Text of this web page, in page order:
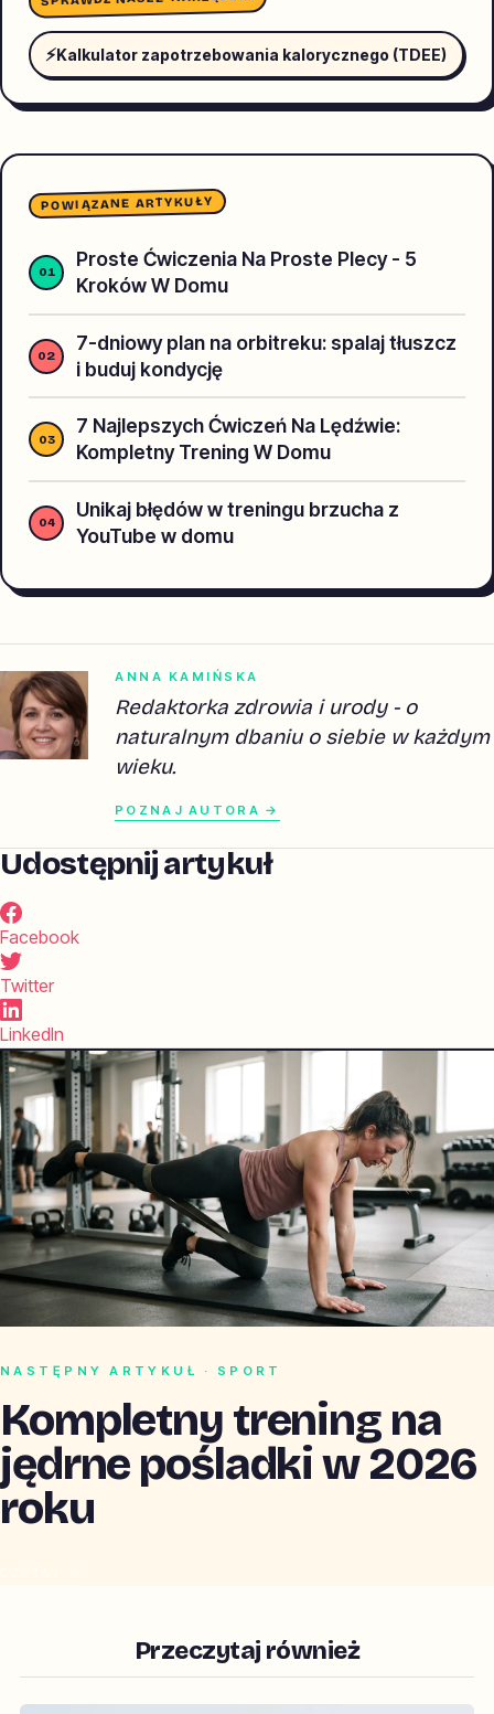
⚡Kalkulator zapotrzebowania kalorycznego (TDEE)
POWIĄZANE ARTYKUŁY
Proste Ćwiczenia Na Proste Plecy - 5
Kroków W Domu
7-dniowy plan na orbitreku: spalaj tłuszcz
i buduj kondycję
7 Najlepszych Ćwiczeń Na Lędźwie:
Kompletny Trening W Domu
Unikaj błędów w treningu brzucha z
YouTube w domu
ANNA KAMIŃSKA
Redaktorka zdrowia i urody - o
naturalnym dbaniu o siebie w każdym
wieku.
POZNAJ AUTORA →
Udostępnij artykuł
Facebook
Twitter
LinkedIn
NASTĘPNY ARTYKUŁ · SPORT
Kompletny trening na
jędrne pośladki w 2026
roku
Przeczytaj również